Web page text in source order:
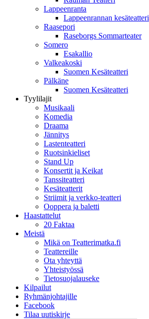
Lappeenranta
Lappeenrannan kesäteatteri
Raasepori
Raseborgs Sommarteater
Somero
Esakallio
Valkeakoski
Suomen Kesäteatteri
Pälkäne
Suomen Kesäteatteri
Tyylilajit
Musikaali
Komedia
Draama
Jännitys
Lastenteatteri
Ruotsinkieliset
Stand Up
Konsertit ja Keikat
Tanssiteatteri
Kesäteatterit
Striimit ja verkko-teatteri
Ooppera ja baletti
Haastattelut
20 Faktaa
Meistä
Mikä on Teatterimatka.fi
Teattereille
Ota yhteyttä
Yhteistyössä
Tietosuojalauseke
Kilpailut
Ryhmänjohtajille
Facebook
Tilaa uutiskirje